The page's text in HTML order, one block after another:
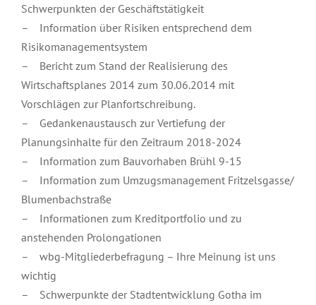
Schwerpunkten der Geschäftstätigkeit
– Information über Risiken entsprechend dem
Risikomanagementsystem
– Bericht zum Stand der Realisierung des
Wirtschaftsplanes 2014 zum 30.06.2014 mit
Vorschlägen zur Planfortschreibung.
– Gedankenaustausch zur Vertiefung der
Planungsinhalte für den Zeitraum 2018-2024
– Information zum Bauvorhaben Brühl 9-15
– Information zum Umzugsmanagement Fritzelsgasse/
Blumenbachstraße
– Informationen zum Kreditportfolio und zu
anstehenden Prolongationen
– wbg-Mitgliederbefragung – Ihre Meinung ist uns
wichtig
– Schwerpunkte der Stadtentwicklung Gotha im